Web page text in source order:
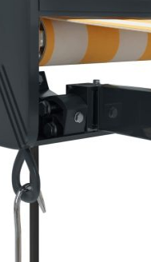
с PU покритие
покритие